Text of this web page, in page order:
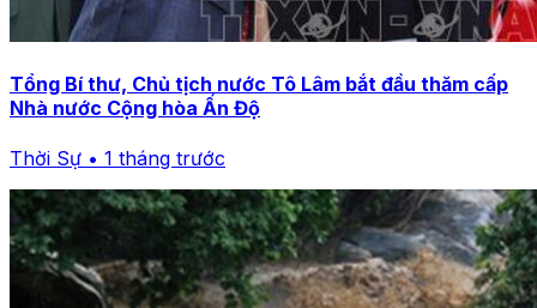
Tổng Bí thư, Chủ tịch nước Tô Lâm bắt đầu thăm cấp
Nhà nước Cộng hòa Ấn Độ
Thời Sự • 1 tháng trước